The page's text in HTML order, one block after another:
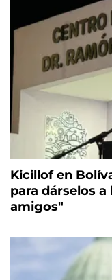
Kicillof en
para dárselos a
amigos"